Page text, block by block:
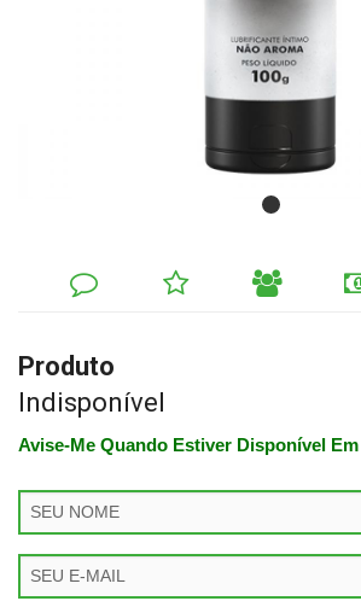
DEIXE
COMENTÁRIO
MINHA
LISTA
INDIQUE
Produto
Indisponível
Avise-Me Quando Estiver Disponível